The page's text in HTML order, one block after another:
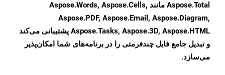
Aspose.Total مانند Aspose.Words, Aspose.Cells,
Aspose.PDF, Aspose.Email, Aspose.Diagram,
Aspose.Tasks, Aspose.3D, Aspose.HTML پشتیبانی می‌کند
و تبدیل جامع فایل چندفرمتی را در برنامه‌های شما امکان‌پذیر
می‌سازد.